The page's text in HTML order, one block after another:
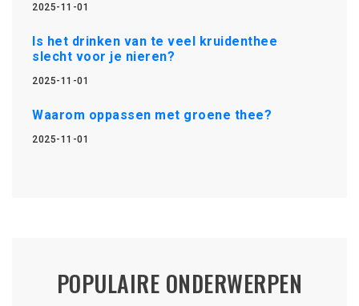
2025-11-01
Is het drinken van te veel kruidenthee
slecht voor je nieren?
2025-11-01
Waarom oppassen met groene thee?
2025-11-01
POPULAIRE ONDERWERPEN